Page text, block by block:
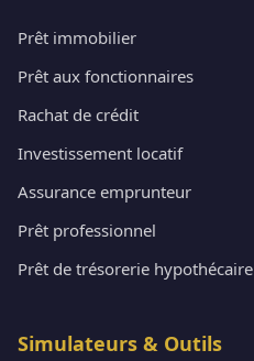
Prêt immobilier
Prêt aux fonctionnaires
Rachat de crédit
Investissement locatif
Assurance emprunteur
Prêt professionnel
Prêt de trésorerie hypothécaire
Simulateurs & Outils